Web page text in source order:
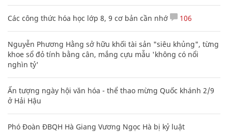
Các công thức hóa học lớp 8, 9 cơ bản cần nhớ 106
Nguyễn Phương Hằng sở hữu khối tài sản "siêu khủng", từng
khoe sổ đỏ tính bằng cân, mắng cựu mẫu 'không có nổi
nghìn tỷ'
Ấn tượng ngày hội văn hóa - thể thao mừng Quốc khánh 2/9
ở Hải Hậu
Phó Đoàn ĐBQH Hà Giang Vương Ngọc Hà bị kỷ luật